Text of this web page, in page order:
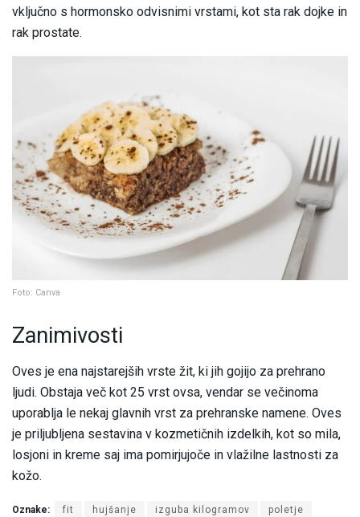
vključno s hormonsko odvisnimi vrstami, kot sta rak dojke in
rak prostate.
Foto: Canva
Zanimivosti
Oves je ena najstarejših vrste žit, ki jih gojijo za prehrano
ljudi. Obstaja več kot 25 vrst ovsa, vendar se večinoma
uporablja le nekaj glavnih vrst za prehranske namene. Oves
je priljubljena sestavina v kozmetičnih izdelkih, kot so mila,
losjoni in kreme saj ima pomirjujoče in vlažilne lastnosti za
kožo.
Oznake: fit hujšanje izguba kilogramov poletje